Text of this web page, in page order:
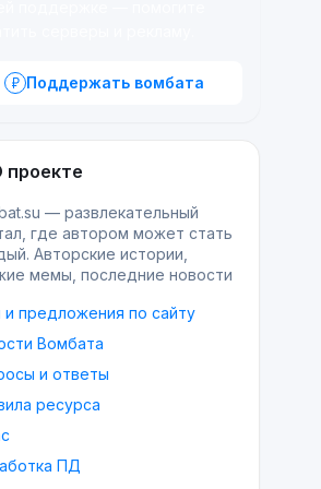
Поддержать вомбата
проекте
— развлекательный
где автором может стать
Авторские истории,
мемы, последние новости
и предложения по сайту
Вомбата
и ответы
ресурса
ПД